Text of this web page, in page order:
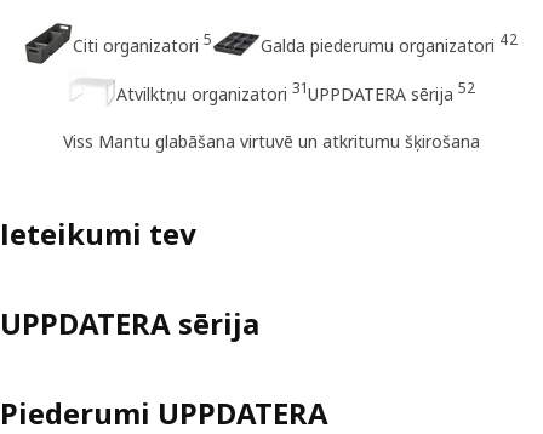
Citi organizatori 5 Galda piederumu organizatori 42
Atvilktņu organizatori 31UPPDATERA sērija 52
Viss Mantu glabāšana virtuvē un atkritumu šķirošana
Ieteikumi tev
UPPDATERA sērija
Piederumi UPPDATERA